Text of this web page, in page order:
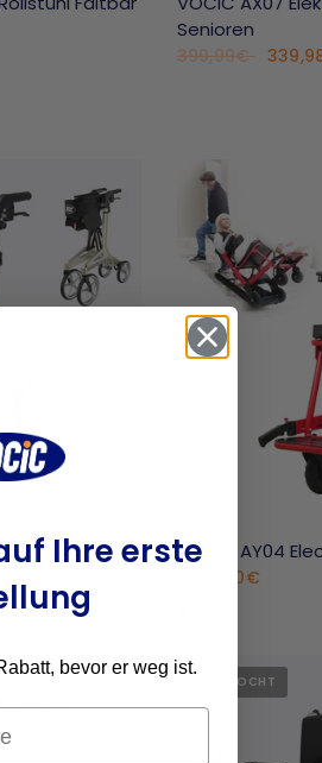
Senioren
399,99€
Rollator VOCIC AY04
1.500,00€
UITVERKOCHT
Ihre erste
bevor er weg ist.